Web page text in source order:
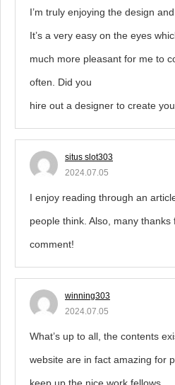
I’m truly enjoying the design
It’s a very easy on the eyes
much more pleasant for me to
often. Did you
hire out a designer to create
situs slot303
2024.07.05
I enjoy reading through an
people think. Also, many
comment!
winning303
2024.07.05
What’s up to all, the contents
website are in fact amazing for